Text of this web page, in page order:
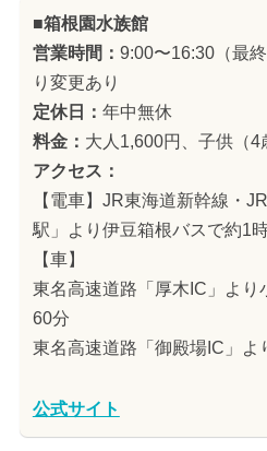
■箱根園水族館
営業時間： 9:00〜16:30（最
り変更あり
定休日： 年中無休
料金： 大人1,600円、子供（4
アクセス：
【電車】JR東海道新幹線・
駅」より伊豆箱根バスで約1
【車】
東名高速道路「厚木IC」より
60分
東名高速道路「御殿場IC」よ
公式サイト